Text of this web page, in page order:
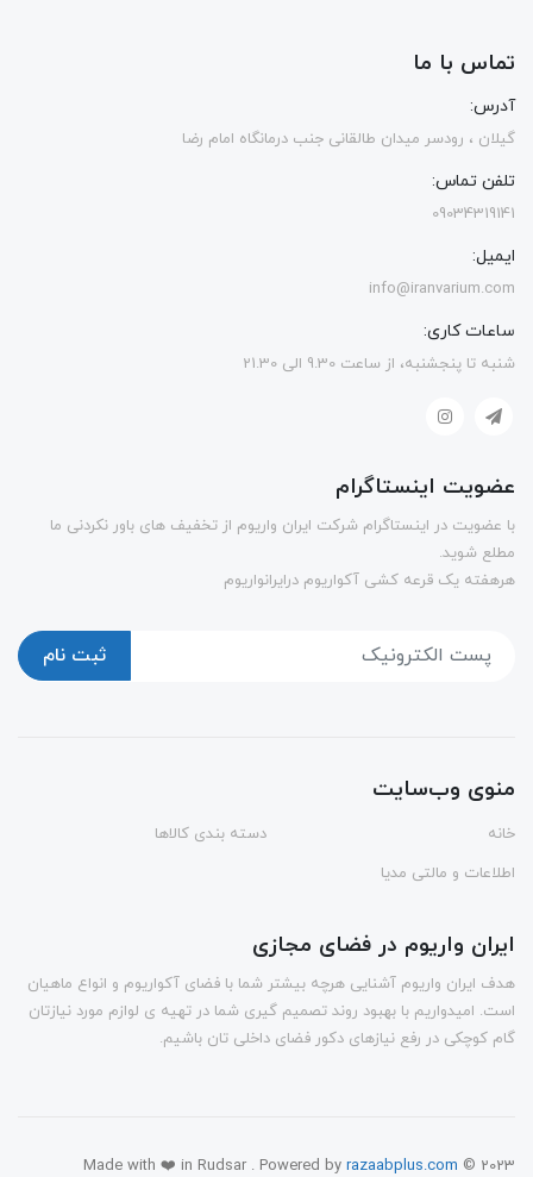
تماس با ما
آدرس:
گیلان ، رودسر میدان طالقانی جنب درمانگاه امام رضا
تلفن تماس:
09034319141
ایمیل:
info@iranvarium.com
ساعات کاری:
شنبه تا پنجشنبه، از ساعت 9.30 الی 21.30
عضویت اینستاگرام
با عضویت در اینستاگرام شرکت ایران واریوم از تخفیف های باور نکردنی ما
مطلع شوید.
هرهفته یک قرعه کشی آکواریوم درایرانواریوم
ثبت نام
منوی وب‌سایت
خانه
دسته بندی کالاها
اطلاعات و مالتی مدیا
ایران واریوم در فضای مجازی
هدف ایران واریوم آشنایی هرچه بیشتر شما با فضای آکواریوم و انواع ماهیان
است. امیدواریم با بهبود روند تصمیم گیری شما در تهیه ی لوازم مورد نیازتان
گام کوچکی در رفع نیازهای دکور فضای داخلی تان باشیم.
Made with ❤️ in Rudsar . Powered by razaabplus.com © 2023